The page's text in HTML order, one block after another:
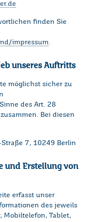
finden Sie
impressum.
unseres Auftritts
möglichst sicher zu
des Art. 28
Bei diesen
7, 10249 Berlin
und Erstellung von
erfasst unser
des jeweils
Mobiltelefon, Tablet,